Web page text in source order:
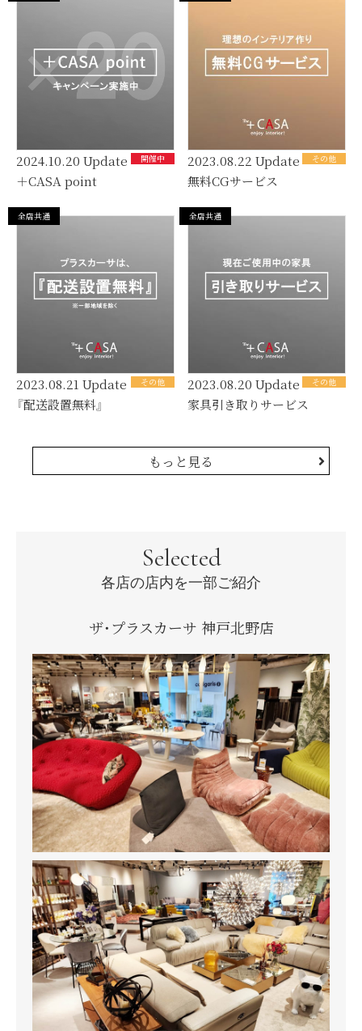
2024.10.20 Update 開催中
＋CASA point
2023.08.22 Update その他
無料CGサービス
全店共通
2023.08.21 Update その他
『配送設置無料』
全店共通
2023.08.20 Update その他
家具引き取りサービス
もっと見る
Selected
各店の店内を一部ご紹介
ザ・プラスカーサ 神戸北野店